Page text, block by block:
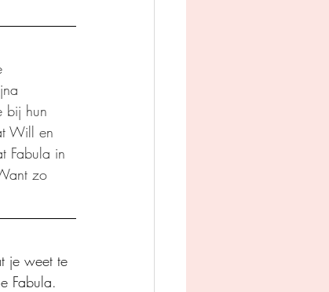
bij hun
Will en
Fabula in
zo
je weet te
Fabula.